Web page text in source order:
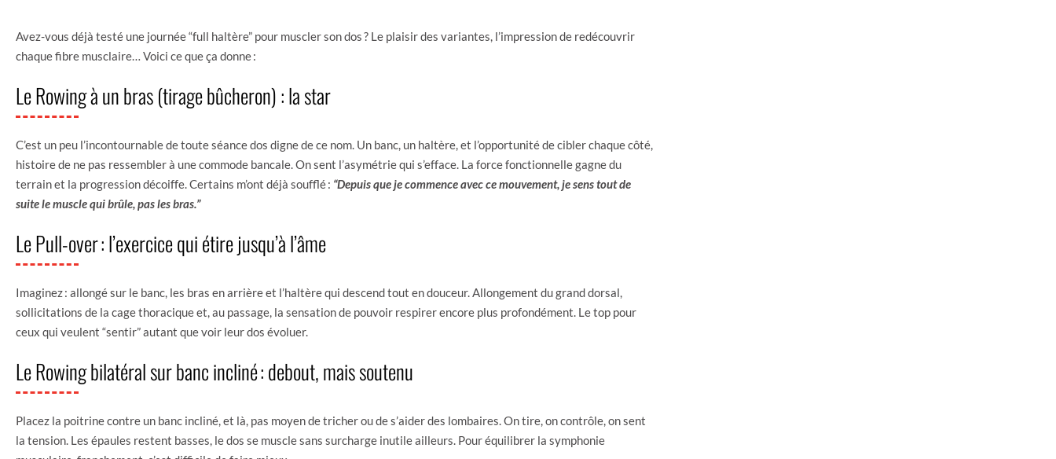
Avez-vous déjà testé une journée “full haltère” pour muscler son dos ? Le plaisir des variantes, l’impression de redécouvrir
chaque fibre musclaire… Voici ce que ça donne :
Le Rowing à un bras (tirage bûcheron) : la star
C’est un peu l’incontournable de toute séance dos digne de ce nom. Un banc, un haltère, et l’opportunité de cibler chaque côté,
histoire de ne pas ressembler à une commode bancale. On sent l’asymétrie qui s’efface. La force fonctionnelle gagne du
terrain et la progression décoiffe. Certains m’ont déjà soufflé : “Depuis que je commence avec ce mouvement, je sens tout de
suite le muscle qui brûle, pas les bras.”
Le Pull-over : l’exercice qui étire jusqu’à l’âme
Imaginez : allongé sur le banc, les bras en arrière et l’haltère qui descend tout en douceur. Allongement du grand dorsal,
sollicitations de la cage thoracique et, au passage, la sensation de pouvoir respirer encore plus profondément. Le top pour
ceux qui veulent “sentir” autant que voir leur dos évoluer.
Le Rowing bilatéral sur banc incliné : debout, mais soutenu
Placez la poitrine contre un banc incliné, et là, pas moyen de tricher ou de s’aider des lombaires. On tire, on contrôle, on sent
la tension. Les épaules restent basses, le dos se muscle sans surcharge inutile ailleurs. Pour équilibrer la symphonie